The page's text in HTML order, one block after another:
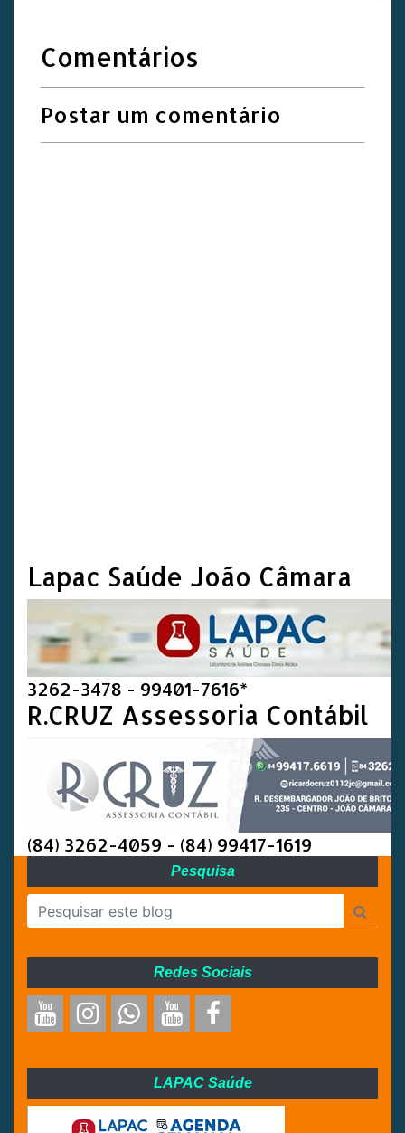
Comentários
Postar um comentário
Lapac Saúde João Câmara
3262-3478 - 99401-7616*
R.CRUZ Assessoria Contábil
(84) 3262-4059 - (84) 99417-1619
Pesquisa
Redes Sociais
LAPAC Saúde